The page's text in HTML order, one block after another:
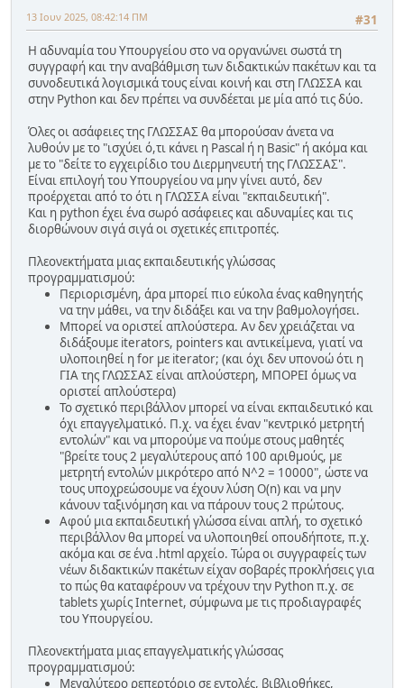
#31
13 Ιουν 2025, 08:42:14 ΠΜ
Η αδυναμία του Υπουργείου στο να οργανώνει σωστά τη
συγγραφή και την αναβάθμιση των διδακτικών πακέτων και τα
συνοδευτικά λογισμικά τους είναι κοινή και στη ΓΛΩΣΣΑ και
στην Python και δεν πρέπει να συνδέεται με μία από τις δύο.
Όλες οι ασάφειες της ΓΛΩΣΣΑΣ θα μπορούσαν άνετα να
λυθούν με το "ισχύει ό,τι κάνει η Pascal ή η Basic" ή ακόμα και
με το "δείτε το εγχειρίδιο του Διερμηνευτή της ΓΛΩΣΣΑΣ".
Είναι επιλογή του Υπουργείου να μην γίνει αυτό, δεν
προέρχεται από το ότι η ΓΛΩΣΣΑ είναι "εκπαιδευτική".
Και η python έχει ένα σωρό ασάφειες και αδυναμίες και τις
διορθώνουν σιγά σιγά οι σχετικές επιτροπές.
Πλεονεκτήματα μιας εκπαιδευτικής γλώσσας
προγραμματισμού:
Περιορισμένη, άρα μπορεί πιο εύκολα ένας καθηγητής
να την μάθει, να την διδάξει και να την βαθμολογήσει.
Μπορεί να οριστεί απλούστερα. Αν δεν χρειάζεται να
διδάξουμε iterators, pointers και αντικείμενα, γιατί να
υλοποιηθεί η for με iterator; (και όχι δεν υπονοώ ότι η
ΓΙΑ της ΓΛΩΣΣΑΣ είναι απλούστερη, ΜΠΟΡΕΙ όμως να
οριστεί απλούστερα)
Το σχετικό περιβάλλον μπορεί να είναι εκπαιδευτικό και
όχι επαγγελματικό. Π.χ. να έχει έναν "κεντρικό μετρητή
εντολών" και να μπορούμε να πούμε στους μαθητές
"βρείτε τους 2 μεγαλύτερους από 100 αριθμούς, με
μετρητή εντολών μικρότερο από N^2 = 10000", ώστε να
τους υποχρεώσουμε να έχουν λύση Ο(n) και να μην
κάνουν ταξινόμηση και να πάρουν τους 2 πρώτους.
Αφού μια εκπαιδευτική γλώσσα είναι απλή, το σχετικό
περιβάλλον θα μπορεί να υλοποιηθεί οπουδήποτε, π.χ.
ακόμα και σε ένα .html αρχείο. Τώρα οι συγγραφείς των
νέων διδακτικών πακέτων είχαν σοβαρές προκλήσεις για
το πώς θα καταφέρουν να τρέχουν την Python π.χ. σε
tablets χωρίς Internet, σύμφωνα με τις προδιαγραφές
του Υπουργείου.
Πλεονεκτήματα μιας επαγγελματικής γλώσσας
προγραμματισμού:
Μεγαλύτερο ρεπερτόριο σε εντολές, βιβλιοθήκες,